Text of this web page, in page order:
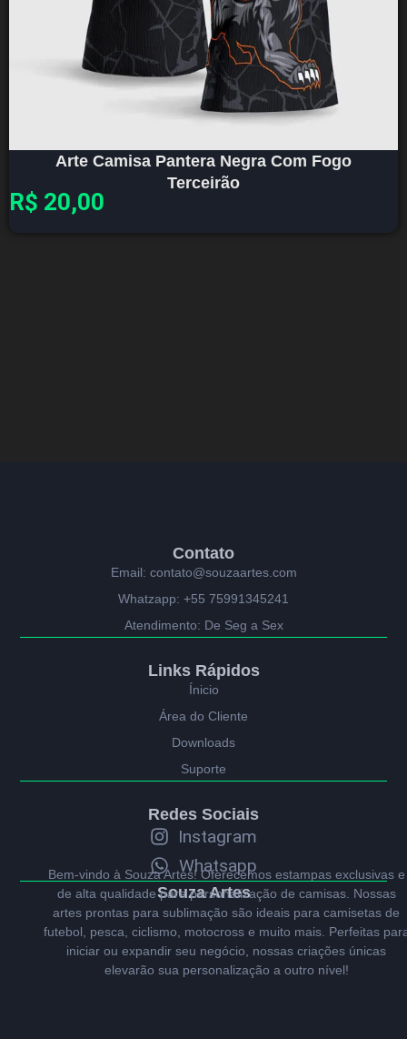
Arte Camisa Pantera Negra Com Fogo
Terceirão
R$ 20,00
Souza Artes
Bem-vindo à Souza Artes! Oferecemos estampas exclusivas e
de alta qualidade para personalização de camisas. Nossas
artes prontas para sublimação são ideais para camisetas de
futebol, pesca, ciclismo, motocross e muito mais. Perfeitas
iniciar ou expandir seu negócio, nossas criações únicas
elevarão sua personalização a outro nível!
Contato
Email: contato@souzaartes.com
Whatzapp: +55 75991345241
Atendimento: De Seg a Sex
Redes Sociais
Instagram
Whatsapp
Links Rápidos
Ínicio
Área do Cliente
Downloads
Suporte